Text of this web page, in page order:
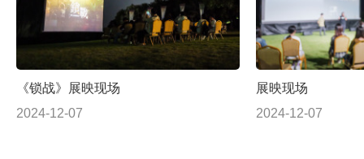
《锁战》展映现场
2024-12-07
展映现场
2024-12-07